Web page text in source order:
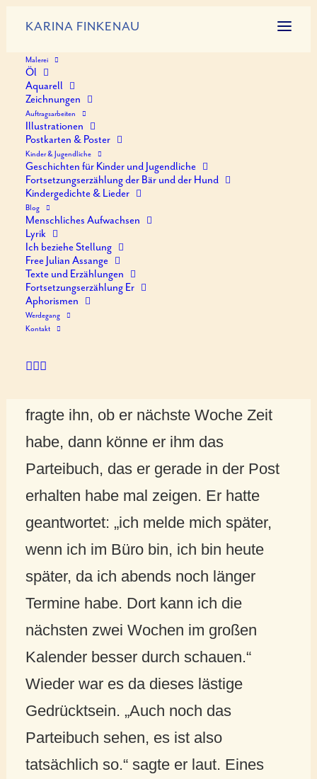
KARINA FINKENAU
Malerei
Öl
Aquarell
Zeichnungen
Auftragsarbeiten
Illustrationen
Postkarten & Poster
Kinder & Jugendliche
Geschichten für Kinder und Jugendliche
Fortsetzungserzählung der Bär und der Hund
Kindergedichte & Lieder
Blog
Menschliches Aufwachsen
Lyrik
Ich beziehe Stellung
Free Julian Assange
Texte und Erzählungen
Fortsetzungserzählung Er
Aphorismen
Werdegang
Kontakt
7 Er Aufbrechen
17. OKTOBER 2020
7 Er Aufbrechen
BYK. FINKENAU
MINUTES
Als er vor die Haustür trat, klingelte
fragte ihn, ob er nächste Woche Zeit
habe, dann könne er ihm das
Parteibuch, das er gerade in der Post
erhalten habe mal zeigen. Er hatte
geantwortet: „ich melde mich später,
wenn ich im Büro bin, ich bin heute
später, da ich abends noch länger
Termine habe. Dort kann ich die
nächsten zwei Wochen im großen
Kalender besser durch schauen.“
Wieder war es da dieses lästige
Gedrücktsein. „Auch noch das
Parteibuch sehen, es ist also
tatsächlich so.“ sagte er laut. Eines